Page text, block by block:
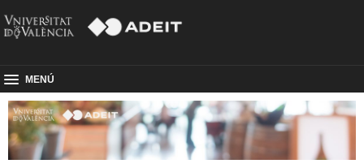
MENÚ